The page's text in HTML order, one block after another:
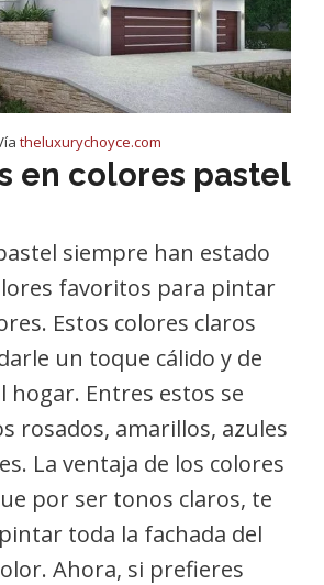
theluxurychoyce.com
en colores pastel
siempre han estado
favoritos para pintar
Estos colores claros
un toque cálido y de
hogar. Entres estos se
rosados, amarillos, azules
La ventaja de los colores
por ser tonos claros, te
toda la fachada del
Ahora, si prefieres